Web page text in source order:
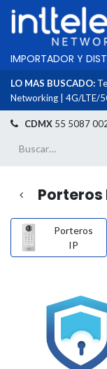
IMPORTADOR Y
LO MAS BUSCADO:
Networking
4G/LTE/
CDMX 55 5087
Porteros
Porteros
IP